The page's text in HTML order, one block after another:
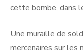
cette bombe, dans
Une muraille de
mercenaires sur les